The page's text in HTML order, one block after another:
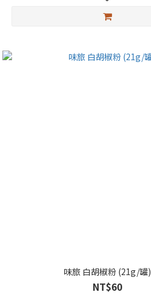
味旅 白胡椒粉 (21g/罐)
NT$60